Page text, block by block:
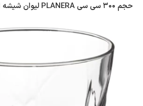
لیوان شیشه ای شفاف ایکیا PLANERA حجم ۳۰۰ سی‌ سی